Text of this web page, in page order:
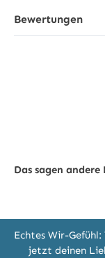
Bewertungen
Das sagen andere
Echtes Wir-
jetzt deinen